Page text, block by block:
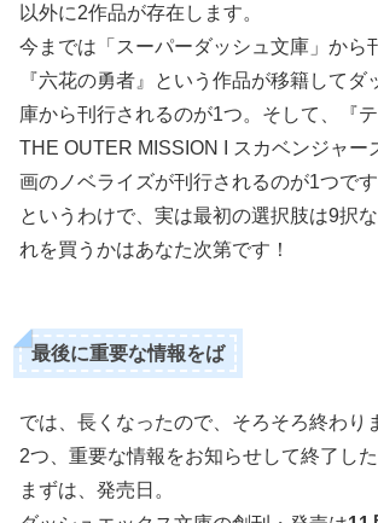
以外に2作品が存在します。
今までは「スーパーダッシュ文庫」から
『六花の勇者』という作品が移籍してダ
庫から刊行されるのが1つ。そして、『
THE OUTER MISSION I スカベンジャー
画のノベライズが刊行されるのが1つです
というわけで、実は最初の選択肢は9択
れを買うかはあなた次第です！
最後に重要な情報をば
では、長くなったので、そろそろ終わり
2つ、重要な情報をお知らせして終了した
まずは、発売日。